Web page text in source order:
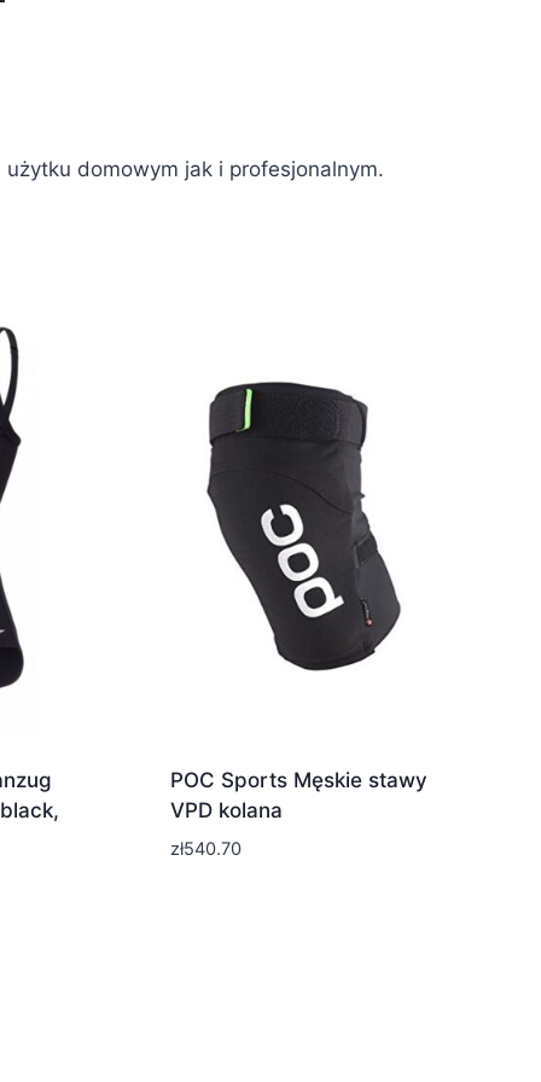
domowym jak i profesjonalnym.
POC Sports Męskie stawy
VPD kolana
zł540.70